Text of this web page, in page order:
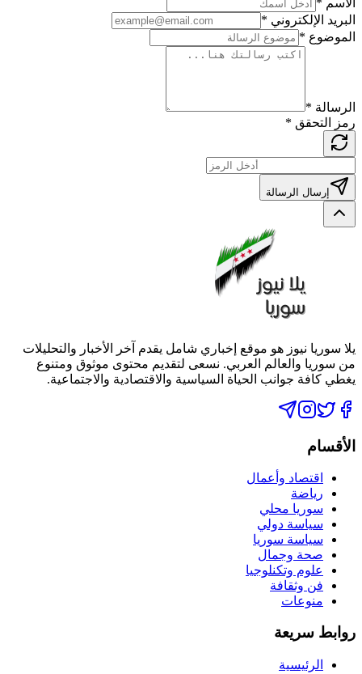
البريد الإلكتروني *
الموضوع *
الرسالة *
رمز التحقق *
إرسال الرسالة
يلا سوريا نيوز هو موقع إخباري شامل يقدم آخر الأخبار والتحليلات
من سوريا والعالم العربي. نسعى لتقديم محتوى موثوق ومتنوع
يغطي كافة جوانب الحياة السياسية والاقتصادية والاجتماعية.
الأقسام
اقتصاد وأعمال
رياضة
سوريا محلي
سياسة دولي
سياسة سوريا
صحة وجمال
علوم وتكنلوجيا
فن وثقافة
منوعات
روابط سريعة
الرئيسية